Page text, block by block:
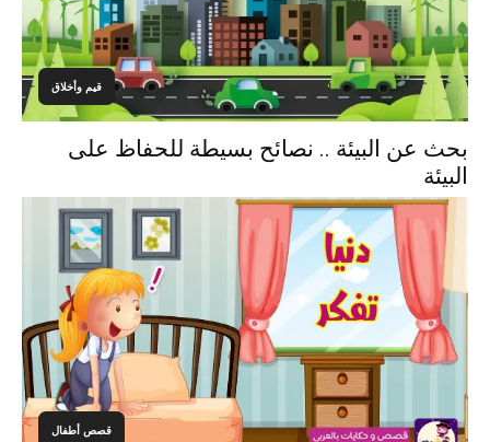
قيم وأخلاق
بحث عن البيئة .. نصائح بسيطة للحفاظ على
البيئة
قصص أطفال